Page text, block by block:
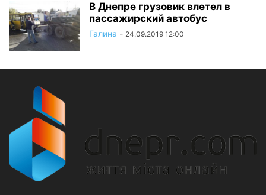
В Днепре грузовик влетел в
пассажирский автобус
Галина - 24.09.2019 12:00